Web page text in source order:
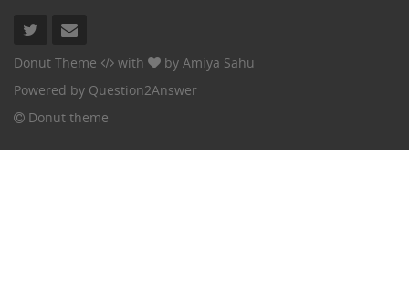
Donut Theme with by Amiya Sahu
Powered by Question2Answer
Donut theme